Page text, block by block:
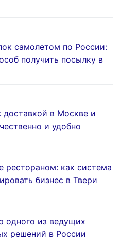
самолетом по России:
получить посылку в
доставкой в Москве и
и удобно
рестораном: как система
бизнес в Твери
одного из ведущих
решений в России